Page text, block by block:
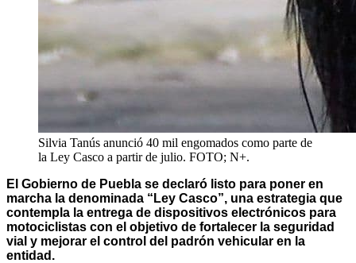
Silvia Tanús anunció 40 mil engomados como parte de
la Ley Casco a partir de julio. FOTO; N+.
El Gobierno de Puebla se declaró listo para poner en
marcha la denominada “Ley Casco”, una estrategia que
contempla la entrega de dispositivos electrónicos para
motociclistas con el objetivo de fortalecer la seguridad
vial y mejorar el control del padrón vehicular en la
entidad.